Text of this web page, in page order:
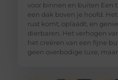
voor binnen en buiten Een
een dak boven je hoofd.
rust komt, oplaadt, en
dierbaren. Het verhogen
het creëren van een fijne
geen overbodige luxe,